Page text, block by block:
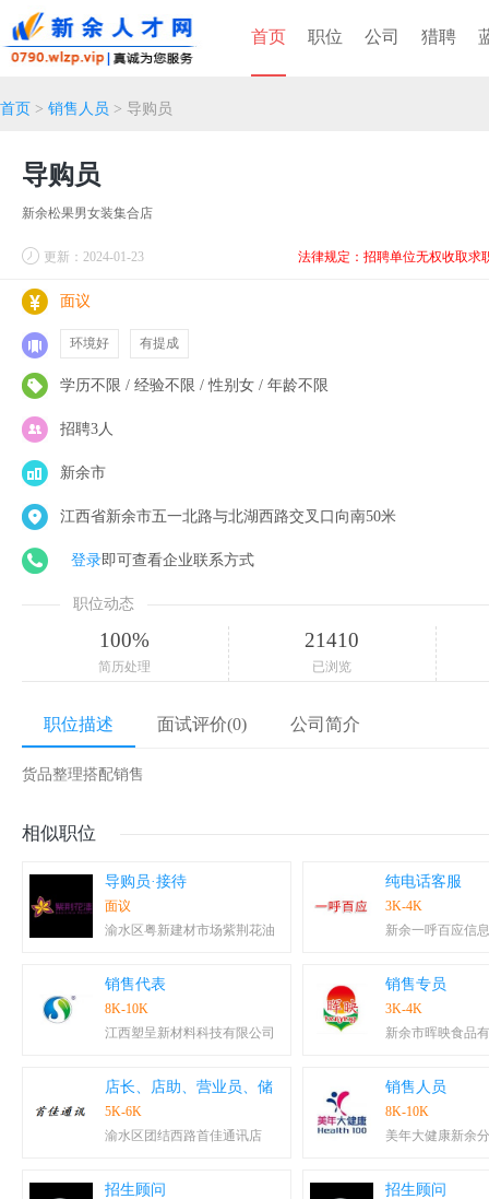
首页 职位 公司 猎聘
首页 > 销售人员 > 导购员
导购员
新余松果男女装集合店
更新：2024-01-23 法律规定：招聘单位无权收取求
面议
环境好 有提成
学历不限 / 经验不限 / 性别女 / 年龄不限
招聘3人
新余市
江西省新余市五一北路与北湖西路交叉口向南50米
登录即可查看企业联系方式
职位动态
100%
简历处理
21410
已浏览
职位描述 面试评价(0) 公司简介
货品整理搭配销售
相似职位
导购员·接待
面议
渝水区粤新建材市场紫荆花油
纯电话客服
3K-4K
新余一呼百应信
销售代表
8K-10K
江西塑呈新材料科技有限公司
销售专员
3K-4K
新余市晖映食品
店长、店助、营业员、储
5K-6K
渝水区团结西路首佳通讯店
销售人员
8K-10K
美年大健康新余
招生顾问 招生顾问